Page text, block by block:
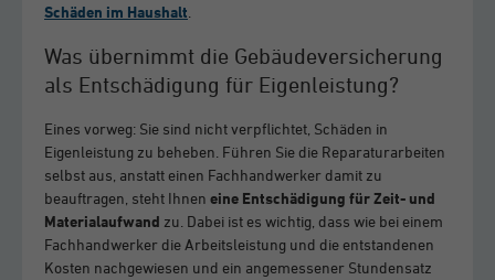
Schäden im Haushalt
Was übernimmt die Gebäudeversicherung
als Entschädigung für Eigenleistung?
Eines vorweg: Sie sind nicht verpflichtet, Schäden in
Eigenleistung zu beheben. Führen Sie die Reparaturarbeiten
selbst aus, anstatt einen Fachhandwerker damit zu
beauftragen, steht Ihnen eine Entschädigung für Zeit- und
Materialaufwand zu. Dabei ist es wichtig, dass wie bei einem
Fachhandwerker die Arbeitsleistung und die entstandenen
Kosten nachgewiesen und ein angemessener Stundensatz